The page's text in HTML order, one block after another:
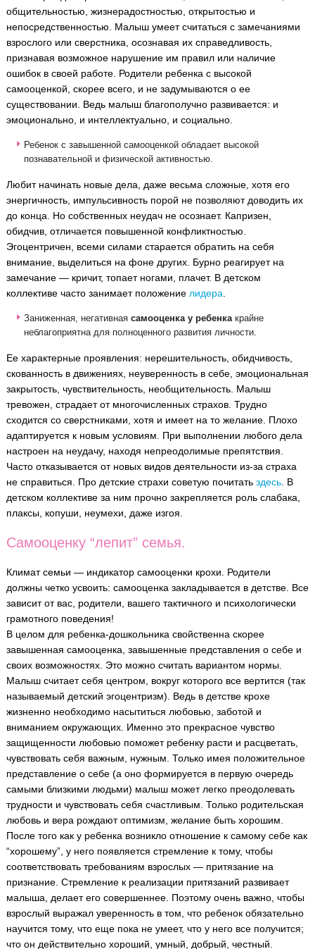
общительностью, жизнерадостностью, открытостью и
непосредственностью. Малыш умеет считаться с замечаниями
взрослого или сверстника, осознавая их справедливость,
признавая возможное нарушение им правил или наличие
ошибок в своей работе. Родители ребенка с высокой
самооценкой, скорее всего, и не задумываются о ее
существовании. Ведь малыш благополучно развивается: и
эмоционально, и интеллектуально, и социально.
Ребенок с завышенной самооценкой обладает высокой
познавательной и физической активностью.
Любит начинать новые дела, даже весьма сложные, хотя его
энергичность, импульсивность порой не позволяют доводить их
до конца. Но собственных неудач не осознает. Капризен,
обидчив, отличается повышенной конфликтностью.
Эгоцентричен, всеми силами старается обратить на себя
внимание, выделиться на фоне других. Бурно реагирует на
замечание — кричит, топает ногами, плачет. В детском
коллективе часто занимает положение лидера
Заниженная, негативная самооценка у ребенкакрайне
неблагоприятна для полноценного развития личности.
Ее характерные проявления: нерешительность, обидчивость,
скованность в движениях, неуверенность в себе, эмоциональная
закрытость, чувствительность, необщительность. Малыш
тревожен, страдает от многочисленных страхов. Трудно
сходится со сверстниками, хотя и имеет на то желание. Плохо
адаптируется к новым условиям. При выполнении любого дела
настроен на неудачу, находя непреодолимые препятствия.
Часто отказывается от новых видов деятельности из-за страха
не справиться. Про детские страхи советую почитать здесь. В
детском коллективе за ним прочно закрепляется роль слабака,
плаксы, копуши, неумехи, даже изгоя.
Самооценку “лепит” семья.
Климат семьи — индикатор самооценки крохи. Родители
должны четко усвоить: самооценка закладывается в детстве. Все
зависит от вас, родители, вашего тактичного и психологически
грамотного поведения!
В целом для ребенка-дошкольника свойственна скорее
завышенная самооценка, завышенные представления о себе и
своих возможностях. Это можно считать вариантом нормы.
Малыш считает себя центром, вокруг которого все вертится (так
называемый детский эгоцентризм). Ведь в детстве крохе
жизненно необходимо насытиться любовью, заботой и
вниманием окружающих. Именно это прекрасное чувство
защищенности любовью поможет ребенку расти и расцветать,
чувствовать себя важным, нужным. Только имея положительное
представление о себе (а оно формируется в первую очередь
самыми близкими людьми) малыш может легко преодолевать
трудности и чувствовать себя счастливым. Только родительская
любовь и вера рождают оптимизм, желание быть хорошим.
После того как у ребенка возникло отношение к самому себе как
“хорошему”, у него появляется стремление к тому, чтобы
соответствовать требованиям взрослых — притязание на
признание. Стремление к реализации притязаний развивает
малыша, делает его совершеннее. Поэтому очень важно, чтобы
взрослый выражал уверенность в том, что ребенок обязательно
научится тому, что еще пока не умеет, что у него все получится;
что он действительно хороший, умный, добрый, честный.